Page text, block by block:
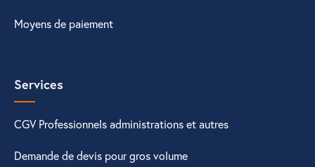
Moyens de paiement
Services
CGV Professionnels administrations et autres
Demande de devis pour gros volume